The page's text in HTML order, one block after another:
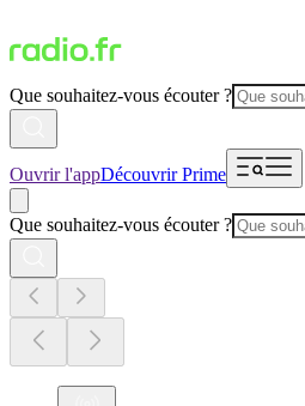
Que souhaitez-vous écouter ?
Ouvrir l'appDécouvrir Prime
Que souhaitez-vous écouter ?